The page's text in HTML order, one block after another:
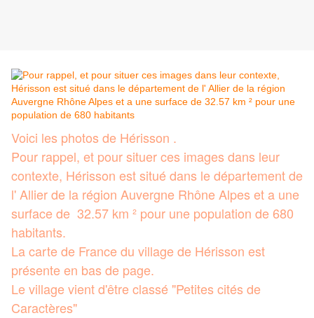
Voici les photos de Hérisson .
Pour rappel, et pour situer ces images dans leur
contexte, Hérisson est situé dans le département de
l' Allier de la région Auvergne Rhône Alpes et a une
surface de 32.57 km ² pour une population de 680
habitants.
La carte de France du village de Hérisson est
présente en bas de page.
Le village vient d'être classé "Petites cités de
Caractères"